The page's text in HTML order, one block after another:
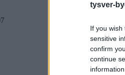
tysver-
If you
sensitive
confirm
continue